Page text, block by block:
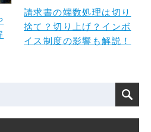
請求書の端数処理は切り
捨て？切り上げ？インボ
イス制度の影響も解説！